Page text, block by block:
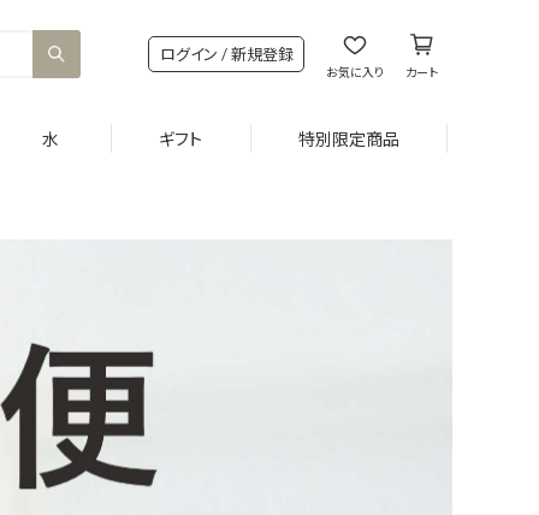
ログイン / 新規登録
お気に入り カート
水 ギフト 特別限定商品